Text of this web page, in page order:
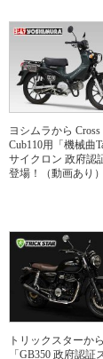
ヨシムラから Cross
Cub110用「機械曲
サイクロン 政府認
登場！（動画あり）
トリックスターから
「GB350 政府認証